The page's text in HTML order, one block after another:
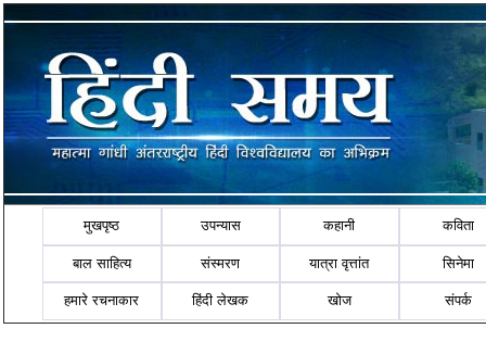
मुखपृष्ठ उपन्यास कहानी कविता
बाल साहित्य संस्मरण यात्रा वृत्तांत सिनेमा
हमारे रचनाकार हिंदी लेखक खोज संपर्क